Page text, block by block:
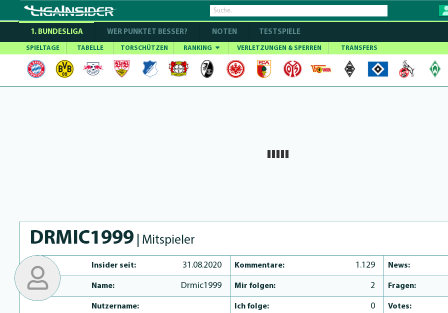
1. BUNDESLIGA WER PUNKTET BESSER? NOTEN TESTSPIELE
SPIELTAGE TABELLE TORSCHÜTZEN RANKING VERLETZUNGEN & SPERREN TRANSFERS
DRMIC1999 | Mitspieler
Insider seit: 31.08.2020 Kommentare: 1.129 News:
Name: Drmic1999 Mir folgen: 2 Fragen:
Nutzername: Ich folge: 0 Votes: